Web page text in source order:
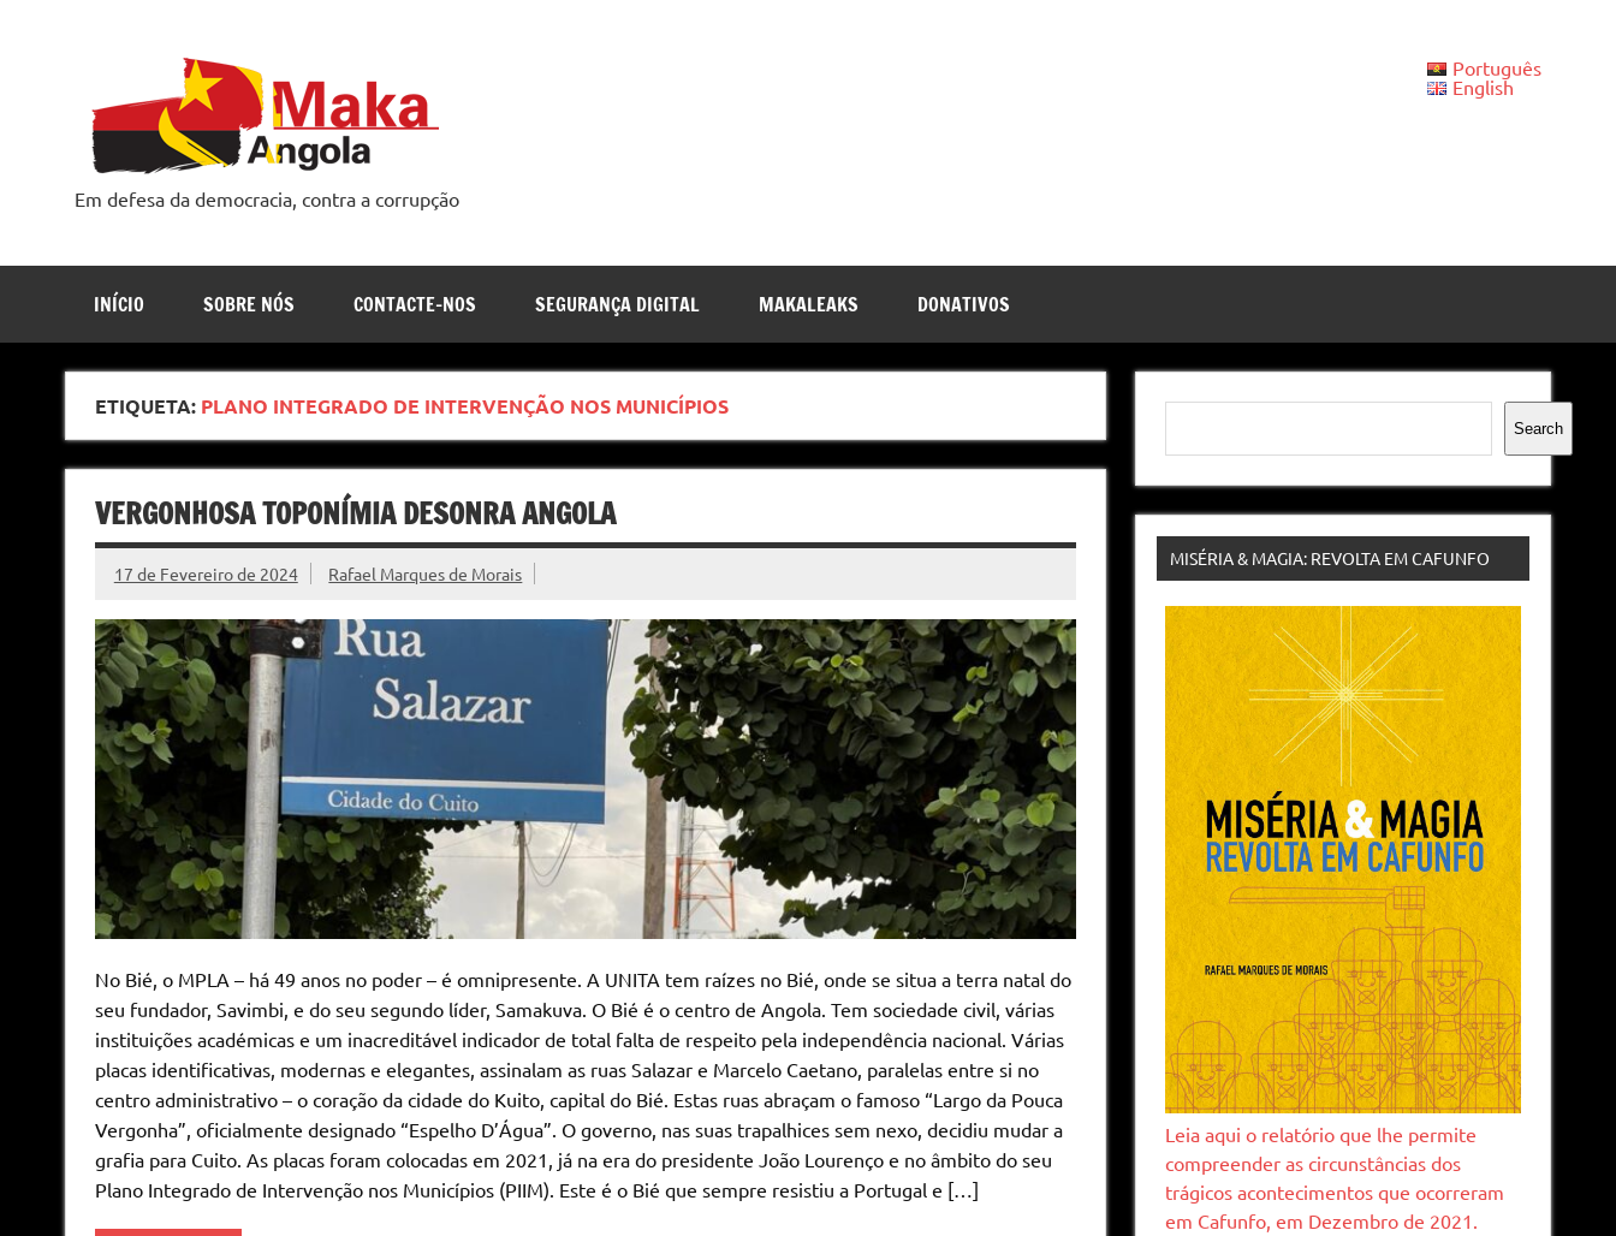
Em defesa da democracia, contra a corrupção
Português
English
INÍCIO SOBRE NÓS CONTACTE-NOS SEGURANÇA DIGITAL MAKALEAKS DONATIVOS
ETIQUETA: PLANO INTEGRADO DE INTERVENÇÃO NOS MUNICÍPIOS
VERGONHOSA TOPONÍMIA DESONRA ANGOLA
17 de Fevereiro de 2024 Rafael Marques de Morais
No Bié, o MPLA – há 49 anos no poder – é omnipresente. A UNITA tem raízes no Bié, onde se situa a terra natal do
seu fundador, Savimbi, e do seu segundo líder, Samakuva. O Bié é o centro de Angola. Tem sociedade civil, várias
instituições académicas e um inacreditável indicador de total falta de respeito pela independência nacional. Várias
placas identificativas, modernas e elegantes, assinalam as ruas Salazar e Marcelo Caetano, paralelas entre si no
centro administrativo – o coração da cidade do Kuito, capital do Bié. Estas ruas abraçam o famoso “Largo da Pouca
Vergonha”, oficialmente designado “Espelho D’Água”. O governo, nas suas trapalhices sem nexo, decidiu mudar a
grafia para Cuito. As placas foram colocadas em 2021, já na era do presidente João Lourenço e no âmbito do seu
Plano Integrado de Intervenção nos Municípios (PIIM). Este é o Bié que sempre resistiu a Portugal e […]
Pesquisar
Search
MISÉRIA & MAGIA: REVOLTA EM CAFUNFO
Leia aqui o relatório que lhe permite
compreender as circunstâncias dos
trágicos acontecimentos que ocorreram
em Cafunfo, em Dezembro de 2021.